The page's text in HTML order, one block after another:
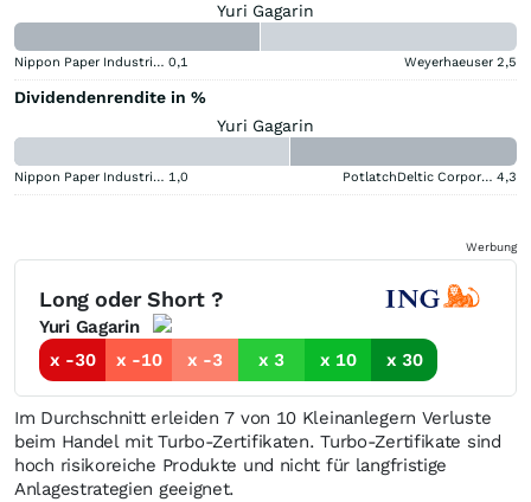
Yuri Gagarin
Nippon Paper Industries 0,1 Weyerhaeuser 2,5
Dividendenrendite in %
Yuri Gagarin
Nippon Paper Industries 1,0 PotlatchDeltic Corporation 4,3
Werbung
Long oder Short ?
Yuri Gagarin
x -30
x -10 x -3 x 3 x 10 x 30
Im Durchschnitt erleiden 7 von 10 Kleinanlegern Verluste
beim Handel mit Turbo-Zertifikaten. Turbo-Zertifikate sind
hoch risikoreiche Produkte und nicht für langfristige
Anlagestrategien geeignet.